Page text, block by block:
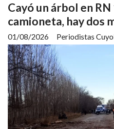
Cayó un árbol en
camioneta, hay dos
Periodistas
01/08/2026